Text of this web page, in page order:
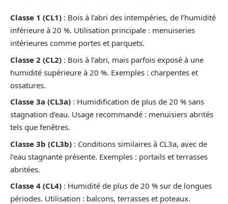
Classe 1 (CL1) : Bois à l’abri des intempéries, de l’humidité
inférieure à 20 %. Utilisation principale : menuiseries
intérieures comme portes et parquets.
Classe 2 (CL2) : Bois à l’abri, mais parfois exposé à une
humidité supérieure à 20 %. Exemples : charpentes et
ossatures.
Classe 3a (CL3a) : Humidification de plus de 20 % sans
stagnation d’eau. Usage recommandé : menuisiers abrités
tels que fenêtres.
Classe 3b (CL3b) : Conditions similaires à CL3a, avec de
l’eau stagnante présente. Exemples : portails et terrasses
abritées.
Classe 4 (CL4) : Humidité de plus de 20 % sur de longues
périodes. Utilisation : balcons, terrasses et poteaux.